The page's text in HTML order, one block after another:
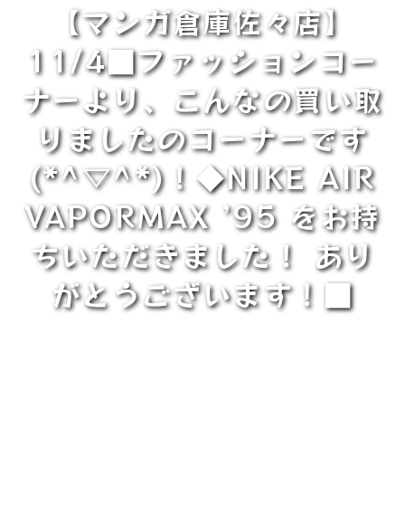
【マンガ倉庫佐々店】
11/4■ファッションコー
ナーより、こんなの買い取
りましたのコーナーです
(*^▽^*)！◆NIKE AIR
VAPORMAX ’95 をお持
ちいただきました！ あり
がとうございます！■